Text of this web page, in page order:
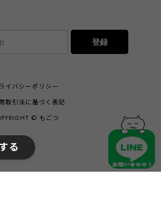
登録
イバシーポリシー
取引法に基づく表記
© もごつ
る